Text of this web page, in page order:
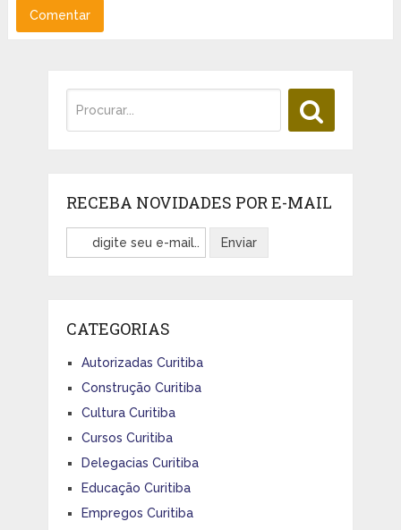
RECEBA NOVIDADES POR E-MAIL
CATEGORIAS
Autorizadas Curitiba
Construção Curitiba
Cultura Curitiba
Cursos Curitiba
Delegacias Curitiba
Educação Curitiba
Empregos Curitiba